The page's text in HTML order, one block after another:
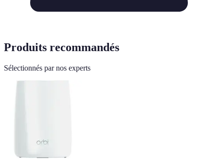
Produits recommandés
Sélectionnés par nos experts